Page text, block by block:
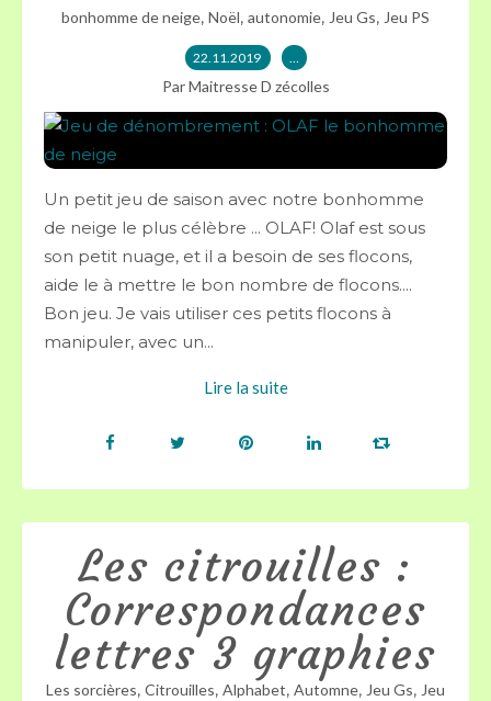
bonhomme de neige, Noël, autonomie, Jeu Gs, Jeu PS
22.11.2019 …
Par Maitresse D zécolles
Un petit jeu de saison avec notre bonhomme
de neige le plus célèbre ... OLAF! Olaf est sous
son petit nuage, et il a besoin de ses flocons,
aide le à mettre le bon nombre de flocons....
Bon jeu. Je vais utiliser ces petits flocons à
manipuler, avec un...
Lire la suite
Les citrouilles :
Correspondances
lettres 3 graphies
Les sorcières, Citrouilles, Alphabet, Automne, Jeu Gs, Jeu